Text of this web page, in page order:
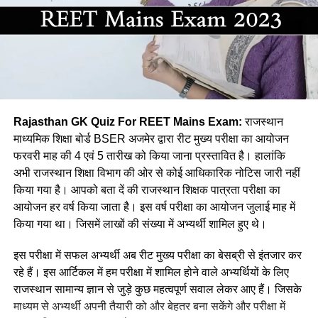
(b) भाषा का व्यवहारिक होना
Ans :- ©
Q. कौनसी विधि सबसे प्राथमिक भाषा उपागम
कहलाती है?
(a) अनुकरण विधि
(b)व्यतिरेकी विधि
(c) व्याकरण अनुवाद विधि
(d) ध्वन्यात्मक विधि
(d) तेरहताली नृत्य
Ans:- (a)
Q. बम नृत्य किस जिले का प्रसिद्ध है?
(a) कोटा
(b) जयपुर
(c) भरतपुर
(d) झालावाड़
Ans:- ©
Q. जयनारायण व्यास को किस नृत्य को प्रकाश में लाने का श्रेय दिया जाता
है?
(a) डांग नृत्य
Rajasthan GK Quiz For REET Mains Exam: राजस्थान
माध्यमिक शिक्षा बोर्ड BSER अजमेर द्वारा रीट मुख्य परीक्षा का आयोजन
फरवरी माह की 4 एवं 5 तारीख को किया जाना प्रस्तावित है। हालांकि
अभी राजस्थान शिक्षा विभाग की ओर से कोई आधिकारिक नोटिस जारी नहीं
किया गया है। आपको बता दें की राजस्थान शिक्षक पात्रता परीक्षा का
आयोजन हर वर्ष किया जाता है। इस वर्ष परीक्षा का आयोजन जुलाई माह में
किया गया था। जिसमें लाखों की संख्या में अभ्यर्थी शामिल हुए थे।
इस परीक्षा में सफल अभ्यर्थी अब रीट मुख्य परीक्षा का बेसब्री से इंतजार कर
रहे हैं। इस आर्टिकल में हम परीक्षा में शामिल होने वाले अभ्यर्थियों के लिए
राजस्थान सामान्य ज्ञान से जुड़े कुछ महत्वपूर्ण सवाल लेकर आए हैं। जिसके
माध्यम से अभ्यर्थी अपनी तैयारी को और बेहतर बना सकेंगे और परीक्षा में